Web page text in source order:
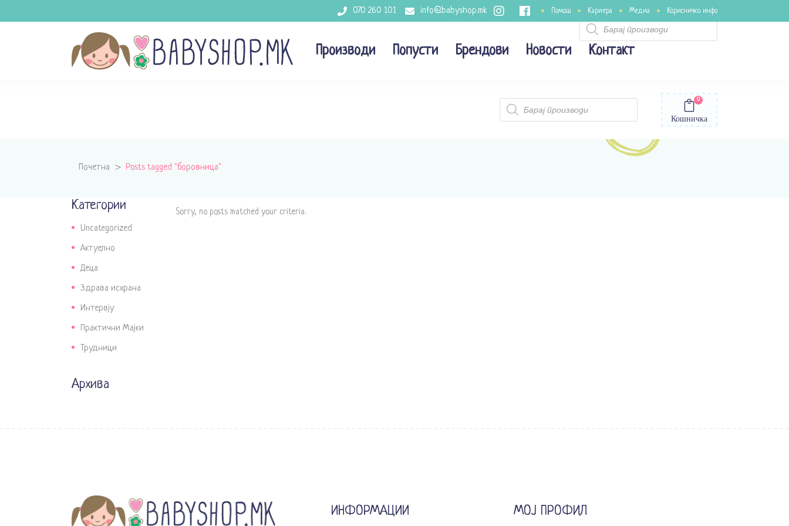
070 260 101 info@babyshop.mk Помош Кариера Медиа Корисничко инфо
Производи Попусти Брендови Новости Контакт
Products
search
Кошничка
0
Products
search
Почетна > Posts tagged "боровница"
Sorry, no posts matched your criteria.
Категории
Uncategorized
Актуелно
Деца
Здрава исхрана
Интервју
Практични Мајки
Трудници
Архива
ИНФОРМАЦИИ МОЈ ПРОФИЛ